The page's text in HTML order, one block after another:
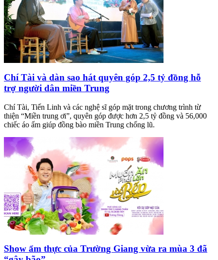
Chí Tài và dàn sao hát quyên góp 2,5 tỷ đồng hỗ
trợ người dân miền Trung
Chí Tài, Tiến Linh và các nghệ sĩ góp mặt trong chương trình từ
thiện “Miền trung ơi”, quyên góp được hơn 2,5 tỷ đồng và 56,000
chiếc áo ấm giúp đồng bào miền Trung chống lũ.
Show ẩm thực của Trường Giang vừa ra mùa 3 đã